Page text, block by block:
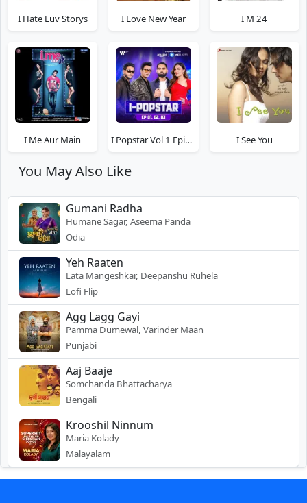
I Hate Luv Storys I Love New Year I M 24
I Me Aur Main I Popstar Vol 1 Episodes 1 to 3 I See You
You May Also Like
Gumani Radha
Humane Sagar, Aseema Panda
Odia
Yeh Raaten
Lata Mangeshkar, Deepanshu Ruhela
Lofi Flip
Agg Lagg Gayi
Pamma Dumewal, Varinder Maan
Punjabi
Aaj Baaje
Somchanda Bhattacharya
Bengali
Krooshil Ninnum
Maria Kolady
Malayalam